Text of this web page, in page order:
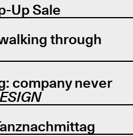
Up Sale
through
company never